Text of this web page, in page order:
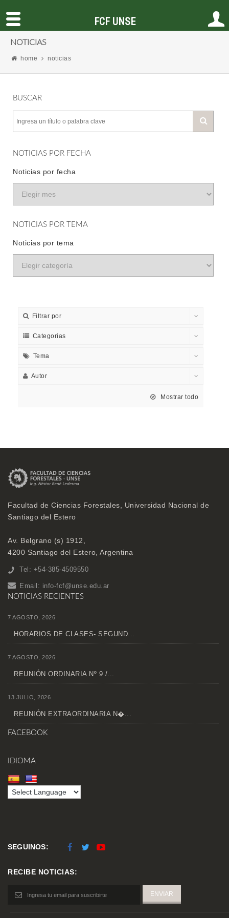
NOTICIAS
home noticias
BUSCAR
NOTICIAS POR FECHA
Noticias por fecha
NOTICIAS POR TEMA
Noticias por tema
Filtrar por
Categorias
Tema
Autor
Mostrar todo
Facultad de Ciencias Forestales, Universidad Nacional de
Santiago del Estero
Av. Belgrano (s) 1912,
4200 Santiago del Estero, Argentina
Tel: +54-385-4509550
Email: info-fcf@unse.edu.ar
NOTICIAS RECIENTES
7 AGOSTO, 2026
HORARIOS DE CLASES- SEGUND...
7 AGOSTO, 2026
REUNIÓN ORDINARIA Nº 9 /...
13 JULIO, 2026
REUNIÓN EXTRAORDINARIA N�...
FACEBOOK
IDIOMA
SEGUINOS:
RECIBE NOTICIAS:
FCF UNSE